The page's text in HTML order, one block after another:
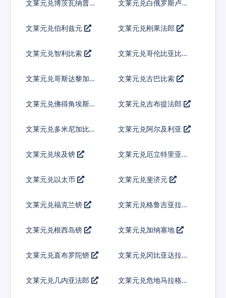
文莱元兑博茨瓦纳普拉 文莱元兑白俄罗斯卢布
文莱元兑伯利兹元 文莱元兑刚果法郎
文莱元兑智利比索 文莱元兑哥伦比亚比索
文莱元兑哥斯达黎加科
文莱元兑古巴比索
文莱元兑佛得角埃斯库
文莱元兑吉布提法郎
文莱元兑多米尼加比索 文莱元兑阿尔及利亚
文莱元兑埃及镑
文莱元兑厄立特里亚纳
文莱元兑以太币 文莱元兑斐济元
文莱元兑福克兰镑 文莱元兑格鲁吉亚拉里
文莱元兑根西岛镑 文莱元兑加纳塞地
文莱元兑直布罗陀镑 文莱元兑冈比亚达拉西
文莱元兑几内亚法郎
文莱元兑危地马拉格查